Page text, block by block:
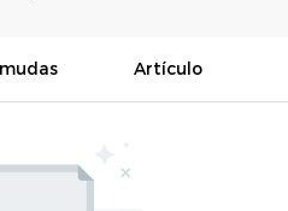
Artículo